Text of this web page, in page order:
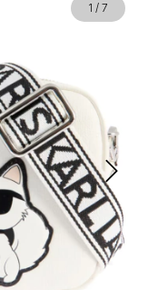
1 / 7